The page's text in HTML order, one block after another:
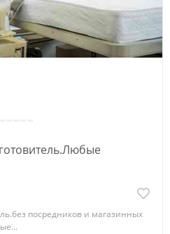
посредников и магазинных